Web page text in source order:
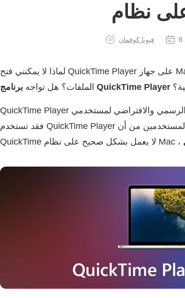
فيونا كوفمان
لماذا لا يمكنني فتح QuickTime Player على جهاز Mac؟ ماذا تفعل عندما يتعذر على QuickTime Player فتح
الملفات؟ هل تواجه
QuickTime Player هو مشغل الوسائط الرسمي والافتراضي لمستخدمي Apple. إذا كنت تستخدم جهاز Mac ،
فقد تستخدم QuickTime Player لفتح ملفات وسائط مختلفة. ومع ذلك ، اشتكى العديد من المستخدمين من أن